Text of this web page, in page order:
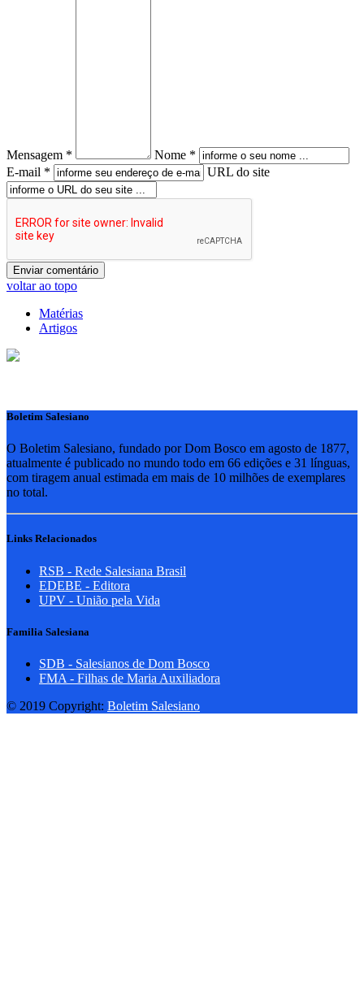
Mensagem *
Nome *
E-mail *
URL do site
voltar ao topo
Matérias
Artigos
Boletim Salesiano
O Boletim Salesiano, fundado por Dom Bosco em agosto de 1877,
atualmente é publicado no mundo todo em 66 edições e 31 línguas,
com tiragem anual estimada em mais de 10 milhões de exemplares
no total.
Links Relacionados
RSB - Rede Salesiana Brasil
EDEBE - Editora
UPV - União pela Vida
Familia Salesiana
SDB - Salesianos de Dom Bosco
FMA - Filhas de Maria Auxiliadora
© 2019 Copyright: Boletim Salesiano